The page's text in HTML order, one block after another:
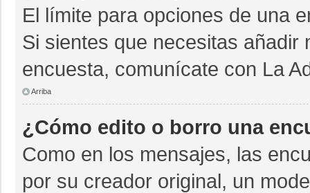
El límite para opciones de una
Si sientes que necesitas añadir
encuesta, comunícate con La
Arriba
¿Cómo edito o borro una
Como en los mensajes, las
por su creador original, un